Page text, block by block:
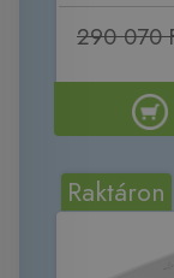
290 070
Raktáron